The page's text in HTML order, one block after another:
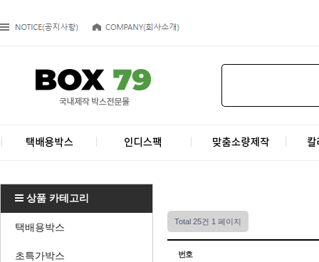
상품 카테고리
택배용박스
초특가박스
Total 25건 1 페이지
번호